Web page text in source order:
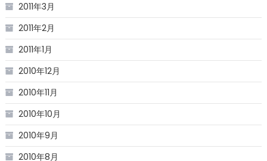
2011年3月
2011年2月
2011年1月
2010年12月
2010年11月
2010年10月
2010年9月
2010年8月